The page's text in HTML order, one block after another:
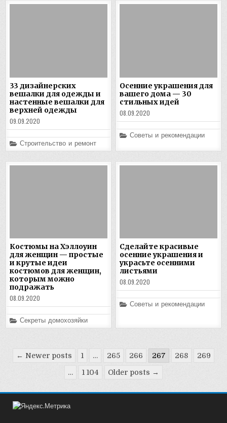
33 дизайнерских
вешалки для одежды и
настенные вешалки для
верхней одежды
09.09.2020
Posted
in
Строительство и ремонт
Осенние украшения для
вашего дома — 30
стильных идей
08.09.2020
Posted
Советы и рекомендации
Костюмы на Хэллоуин
для женщин — простые
и крутые идеи
костюмов для женщин,
которым можно
подражать
08.09.2020
Posted
in
Секреты домохозяйки
Сделайте красивые
осенние украшения и
украсьте осенними
листьями
08.09.2020
Posted
Советы и рекомендации
Пагинация
← Newer posts 1 … 265 266 267 268 269
… 1 104 Older posts →